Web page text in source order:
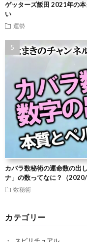
ゲッターズ飯田 2021年の
い
運勢
カバラ数秘術の運命数の出
ナ」の数ってなに？（2020/
数秘術
カテゴリー
スピリチュアル